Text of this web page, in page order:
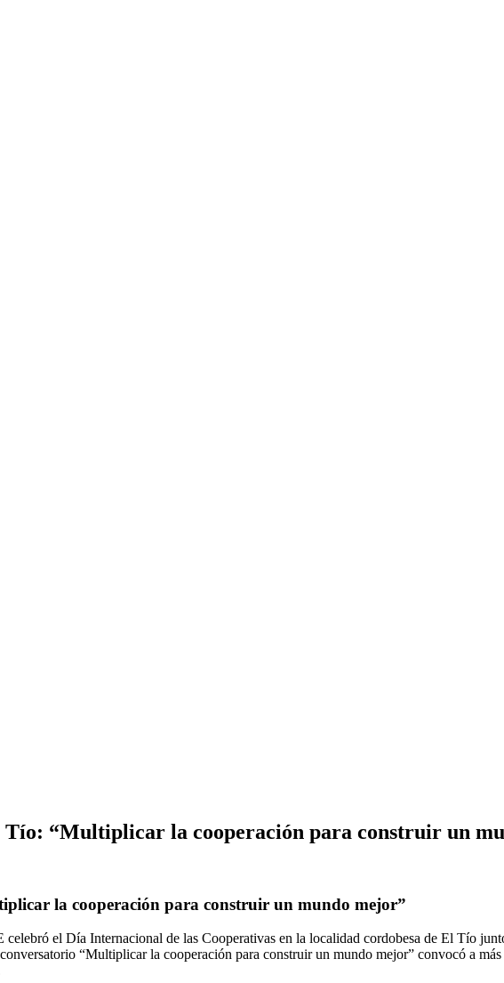
“Multiplicar la cooperación para construir un
la cooperación para construir un mundo mejor”
el Día Internacional de las Cooperativas en la localidad cordobesa de El Tío
“Multiplicar la cooperación para construir un mundo mejor” convocó a más